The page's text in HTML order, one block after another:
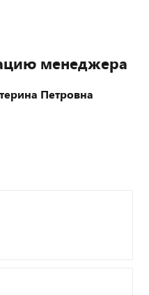
менеджера
Петровна